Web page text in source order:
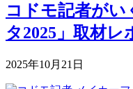
コドモ記者がい
タ2025」取材レ
2025年10月21日